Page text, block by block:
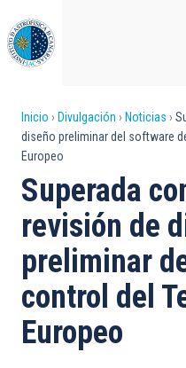
al
contenido
principal
Sobrescribir
enlaces
de
ayuda
a
la
navegación
Inicio Divulgación Noticias
diseño preliminar del software
Europeo
Superada
revisión de
preliminar
control del
Europeo